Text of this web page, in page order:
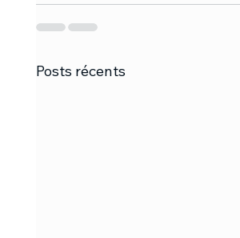
Posts récents